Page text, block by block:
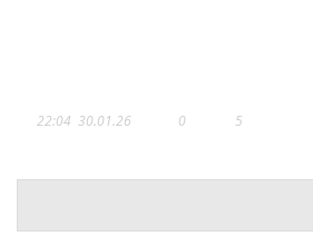
22:04 30.01.26 0 5